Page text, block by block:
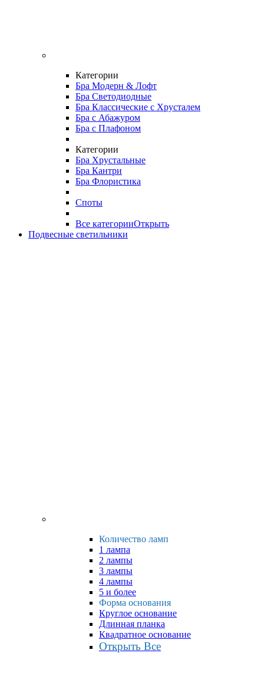
Категории
Бра Модерн & Лофт
Бра Светодиодные
Бра Классические с Хрусталем
Бра с Абажуром
Бра с Плафоном
Категории
Бра Хрустальные
Бра Кантри
Бра Флористика
Споты
Все категорииОткрыть
Подвесные светильники
Количество ламп
1 лампа
2 лампы
3 лампы
4 лампы
5 и более
Форма основания
Круглое основание
Длинная планка
Квадратное основание
Открыть Все